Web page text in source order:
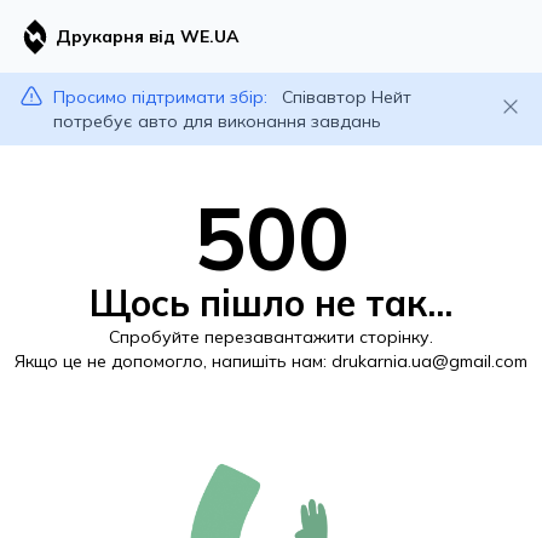
Друкарня від WE.UA
Просимо підтримати збір:
Співавтор Нейт
потребує авто для виконання завдань
500
Щось пішло не так...
Спробуйте перезавантажити сторінку.
Якщо це не допомогло, напишіть нам: drukarnia.ua@gmail.com